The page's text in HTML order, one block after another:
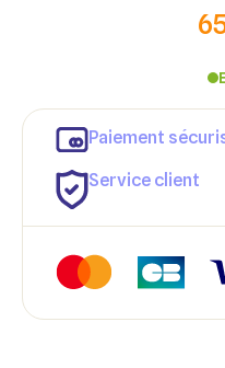
Paiement
Service client